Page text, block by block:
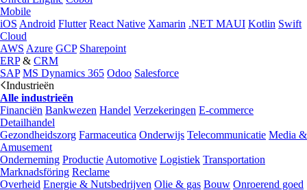
Mobile
iOS Android Flutter React Native Xamarin .NET MAUI Kotlin Swift
Cloud
AWS Azure GCP Sharepoint
ERP& CRM
SAP MS Dynamics 365 Odoo Salesforce
Industrieën
Alle industrieën
Financiën Bankwezen Handel Verzekeringen E-commerce
Detailhandel
Gezondheidszorg Farmaceutica Onderwijs Telecommunicatie Media &
Amusement
Onderneming Productie Automotive Logistiek Transportation
Marknadsföring Reclame
Overheid Energie & Nutsbedrijven Olie & gas Bouw Onroerend goed